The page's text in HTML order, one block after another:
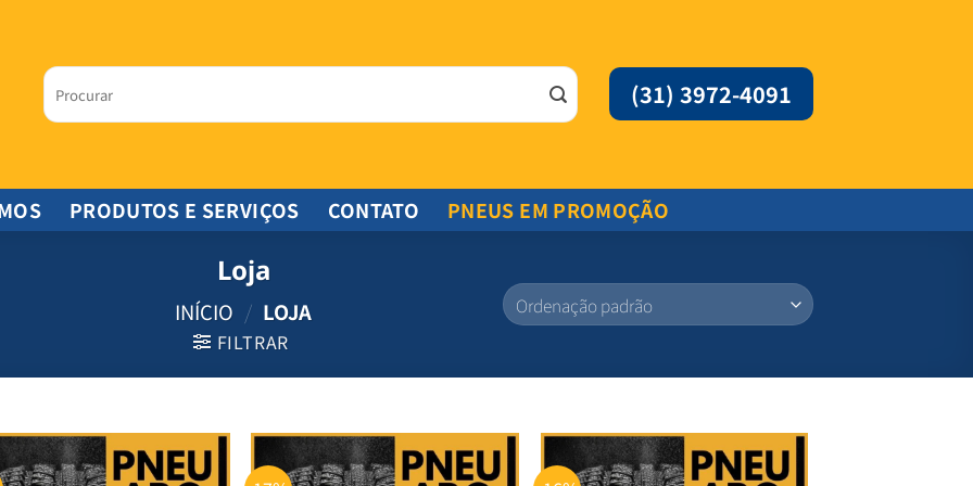
Pesquisar
por:
(31) 3972-4091
PRODUTOS E SERVIÇOS CONTATO PNEUS EM PROMOÇÃO
Loja
INÍCIO / LOJA
FILTRAR